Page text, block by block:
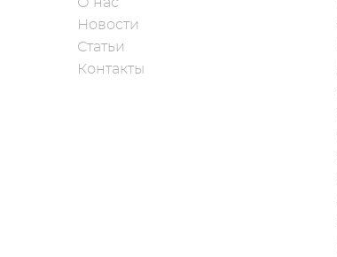
Новости
Статьи
Контакты